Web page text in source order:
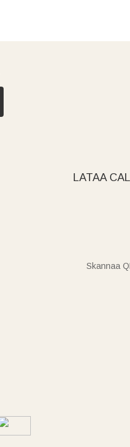
LATAA
Skannaa